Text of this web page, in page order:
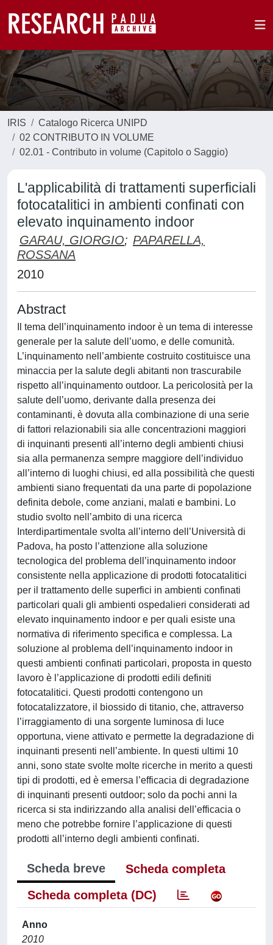
IRIS
Catalogo Ricerca UNIPD
02 CONTRIBUTO IN VOLUME
02.01 - Contributo in volume (Capitolo o Saggio)
L'applicabilità di trattamenti superficiali
fotocatalitici in ambienti confinati con
elevato inquinamento indoor
GARAU, GIORGIO; PAPARELLA,
ROSSANA
2010
Abstract
Il tema dell’inquinamento indoor è un tema di interesse
generale per la salute dell’uomo, e delle comunità.
L’inquinamento nell’ambiente costruito costituisce una
minaccia per la salute degli abitanti non trascurabile
rispetto all’inquinamento outdoor. La pericolosità per la
salute dell’uomo, derivante dalla presenza dei
contaminanti, è dovuta alla combinazione di una serie
di fattori relazionabili sia alle concentrazioni maggiori
di inquinanti presenti all’interno degli ambienti chiusi
sia alla permanenza sempre maggiore dell’individuo
all’interno di luoghi chiusi, ed alla possibilità che questi
ambienti siano frequentati da una parte di popolazione
definita debole, come anziani, malati e bambini. Lo
studio svolto nell’ambito di una ricerca
Interdipartimentale svolta all’interno dell’Università di
Padova, ha posto l’attenzione alla soluzione
tecnologica del problema dell’inquinamento indoor
consistente nella applicazione di prodotti fotocatalitici
per il trattamento delle superfici in ambienti confinati
particolari quali gli ambienti ospedalieri considerati ad
elevato inquinamento indoor e per quali esiste una
normativa di riferimento specifica e complessa. La
soluzione al problema dell’inquinamento indoor in
questi ambienti confinati particolari, proposta in questo
lavoro è l’applicazione di prodotti edili definiti
fotocatalitici. Questi prodotti contengono un
fotocatalizzatore, il biossido di titanio, che, attraverso
l’irraggiamento di una sorgente luminosa di luce
opportuna, viene attivato e permette la degradazione di
inquinanti presenti nell’ambiente. In questi ultimi 10
anni, sono state svolte molte ricerche in merito a questi
tipi di prodotti, ed è emersa l’efficacia di degradazione
di inquinanti presenti outdoor; solo da pochi anni la
ricerca si sta indirizzando alla analisi dell’efficacia o
meno che potrebbe fornire l’applicazione di questi
prodotti all’interno degli ambienti confinati.
Scheda breve
Scheda completa
Scheda completa (DC)
Anno
2010